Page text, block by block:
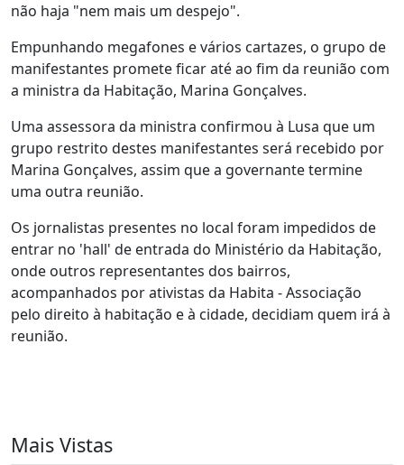
não haja "nem mais um despejo".
Empunhando megafones e vários cartazes, o grupo de
manifestantes promete ficar até ao fim da reunião com
a ministra da Habitação, Marina Gonçalves.
Uma assessora da ministra confirmou à Lusa que um
grupo restrito destes manifestantes será recebido por
Marina Gonçalves, assim que a governante termine
uma outra reunião.
Os jornalistas presentes no local foram impedidos de
entrar no 'hall' de entrada do Ministério da Habitação,
onde outros representantes dos bairros,
acompanhados por ativistas da Habita - Associação
pelo direito à habitação e à cidade, decidiam quem irá à
reunião.
Mais Vistas